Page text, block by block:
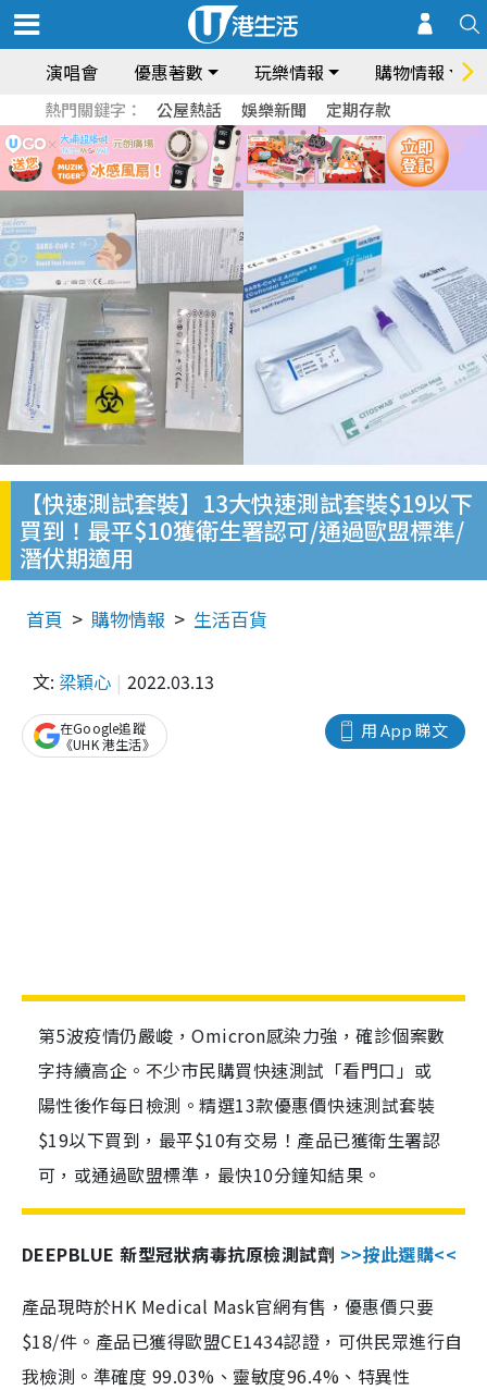
演唱會 優惠著數 玩樂情報 購物情報
熱門關鍵字： 公屋熱話 娛樂新聞 定期存款
【快速測試套裝】13大快速測試套裝$19以下
買到！最平$10獲衛生署認可/通過歐盟標準/
潛伏期適用
首頁 購物情報 生活百貨
文: 梁穎心 2022.03.13
用 App 睇文
在Google追蹤
《UHK 港生活》
第5波疫情仍嚴峻，Omicron感染力強，確診個案數
字持續高企。不少市民購買快速測試「看門口」或
陽性後作每日檢測。精選13款優惠價快速測試套裝
$19以下買到，最平$10有交易！產品已獲衛生署認
可，或通過歐盟標準，最快10分鐘知結果。
DEEPBLUE 新型冠狀病毒抗原檢測試劑 >>按此選購<<
產品現時於HK Medical Mask官網有售，優惠價只要
$18/件。產品已獲得歐盟CE1434認證，可供民眾進行自
我檢測。準確度 99.03%、靈敏度96.4%、特異性